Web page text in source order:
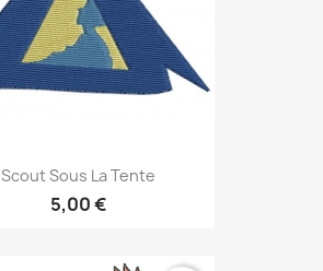
Scout Sous La Tente
5,00 €